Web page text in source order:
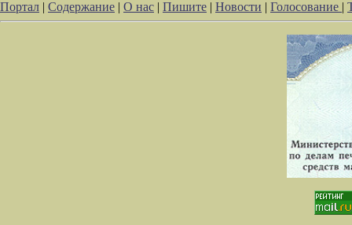
Портал | Содержание | О нас | Пишите | Новости | Голосование |